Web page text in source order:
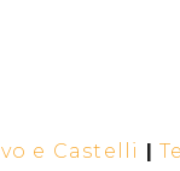
e Castelli